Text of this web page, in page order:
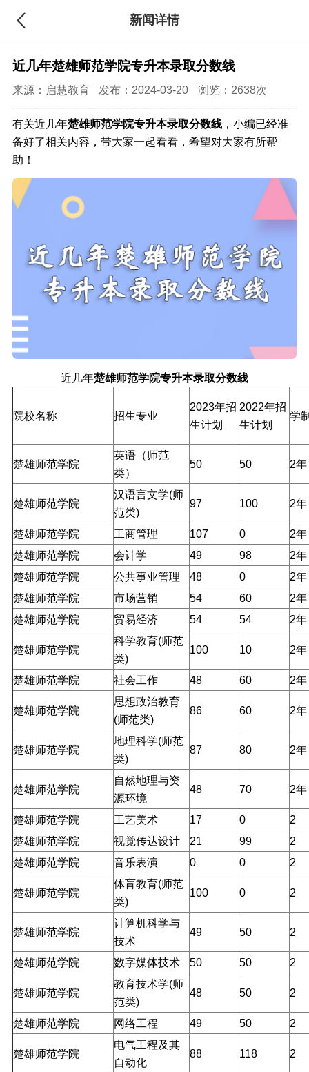
新闻详情
近几年楚雄师范学院专升本录取分数线
来源： 启慧教育 发布：2024-03-20 浏览：2638次
有关近几年楚雄师范学院专升本录取分数线，小编已经准
备好了相关内容，带大家一起看看，希望对大家有所帮
助！
近几年楚雄师范学院专升本录取分数线
院校名称 招生专业
2023年招
生计划
2022年招
生计划
学
楚雄师范学院
英语（师范
类）
50 50 2年
楚雄师范学院
汉语言文学(师
范类)
97 100 2年
楚雄师范学院 工商管理 107 0
2年
楚雄师范学院
会计学 49 98
2年
楚雄师范学院
公共事业管理 48 0
2年
楚雄师范学院
市场营销 54 60
2年
楚雄师范学院
贸易经济 54 54 2年
楚雄师范学院
科学教育(师范
类)
100 10 2年
楚雄师范学院 社会工作 48 60 2年
楚雄师范学院
思想政治教育
(师范类)
86 60 2年
楚雄师范学院
地理科学(师范
类)
87 80 2年
楚雄师范学院
自然地理与资
源环境
48 70 2年
楚雄师范学院 工艺美术 17 0
2
楚雄师范学院
视觉传达设计 21 99
2
楚雄师范学院
音乐表演 0 0 2
楚雄师范学院
体盲教育(师范
类)
100 0 2
楚雄师范学院
计算机科学与
技术
49 50 2
楚雄师范学院 数字媒体技术 50 50 2
楚雄师范学院
教育技术学(师
范类)
48 50 2
楚雄师范学院 网络工程 49 50 2
楚雄师范学院
电气工程及其
自动化
88 118 2